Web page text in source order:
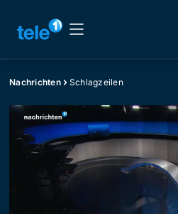
Nachrichten Schlagzeilen